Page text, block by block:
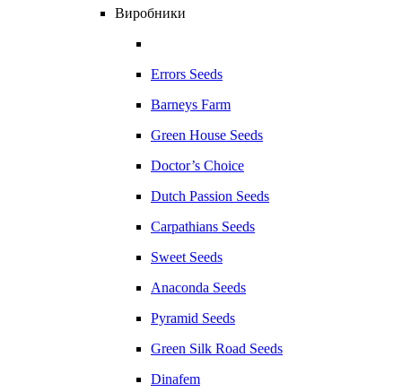
Виробники
Errors Seeds
Barneys Farm
Green House Seeds
Doctor’s Choice
Dutch Passion Seeds
Carpathians Seeds
Sweet Seeds
Anaconda Seeds
Pyramid Seeds
Green Silk Road Seeds
Dinafem